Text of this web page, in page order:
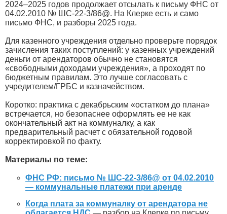
2024–2025 годов продолжает отсылать к письму ФНС от
04.02.2010 № ШС-22-3/86@. На Клерке есть и само
письмо ФНС, и разборы 2025 года.
Для казенного учреждения отдельно проверьте порядок
зачисления таких поступлений: у казенных учреждений
деньги от арендаторов обычно не становятся
«свободными доходами учреждения», а проходят по
бюджетным правилам. Это лучше согласовать с
учредителем/ГРБС и казначейством.
Коротко: практика с декабрьским «остатком до плана»
встречается, но безопаснее оформлять ее не как
окончательный акт на коммуналку, а как
предварительный расчет с обязательной годовой
корректировкой по факту.
Материалы по теме:
ФНС РФ: письмо № ШС-22-3/86@ от 04.02.2010
— коммунальные платежи при аренде
Когда плата за коммуналку от арендатора не